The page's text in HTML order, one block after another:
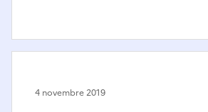
4 novembre 2019